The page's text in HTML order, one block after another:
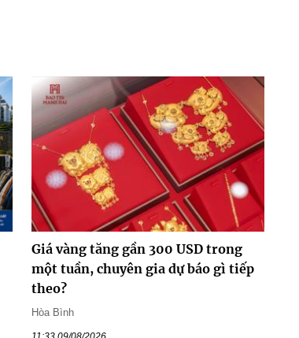
Giá vàng tăng gần 300 USD trong
một tuần, chuyên gia dự báo gì tiếp
theo?
Hòa Bình